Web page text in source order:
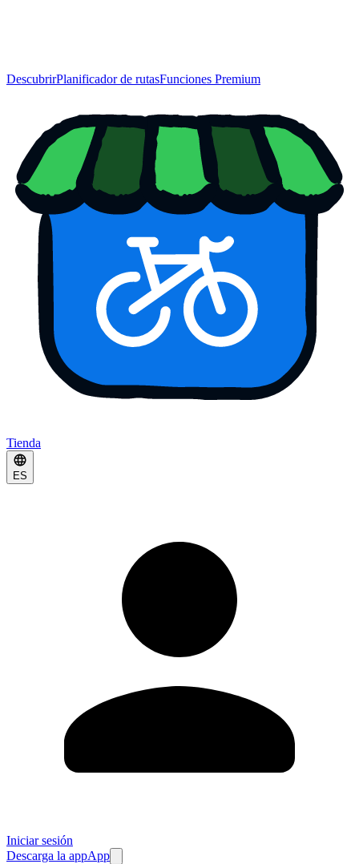
DescubrirPlanificador de rutasFunciones Premium
Tienda
ES
Iniciar sesión
Descarga la appApp